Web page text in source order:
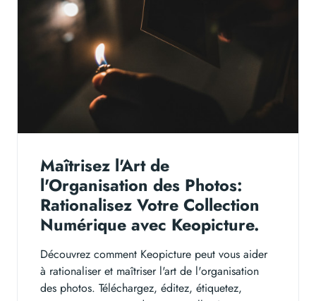
Maîtrisez l'Art de
l'Organisation des Photos:
Rationalisez Votre Collection
Numérique avec Keopicture.
Découvrez comment Keopicture peut vous aider
à rationaliser et maîtriser l'art de l'organisation
des photos. Téléchargez, éditez, étiquetez,